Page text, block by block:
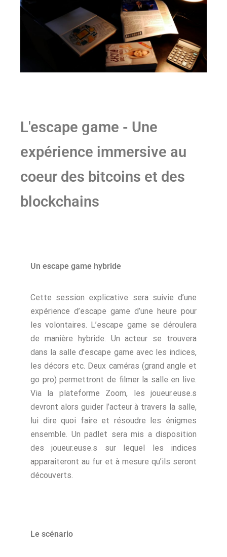
L'escape game - Une
expérience immersive au
coeur des bitcoins et des
blockchains
Un escape game hybride
Cette session explicative sera suivie d’une
expérience d’escape game d’une heure pour
les volontaires. L’escape game se déroulera
de manière hybride. Un acteur se trouvera
dans la salle d’escape game avec les indices,
les décors etc. Deux caméras (grand angle et
go pro) permettront de filmer la salle en live.
Via la plateforme Zoom, les joueur.euse.s
devront alors guider l’acteur à travers la salle,
lui dire quoi faire et résoudre les énigmes
ensemble. Un padlet sera mis a disposition
des joueur.euse.s sur lequel les indices
apparaiteront au fur et à mesure qu’ils seront
découverts.
Le scénario